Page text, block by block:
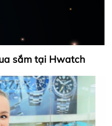
sắm tại Hwatch